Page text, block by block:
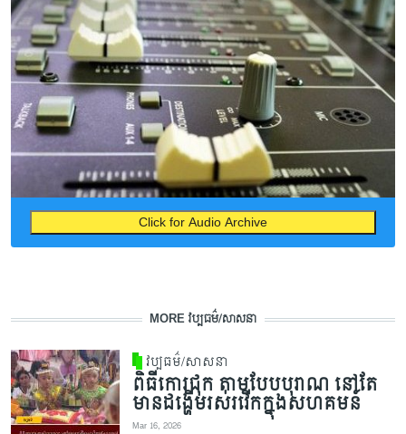
Click for Audio Archive
MORE វប្បធម៌/សាសនា
វប្បធម៌/សាសនា
ពិធីកោរជុក តាមបែបបុរាណ នៅតែ
មានដង្ហើមរស់រវើកក្នុងសហគមន៍
Mar 16, 2026